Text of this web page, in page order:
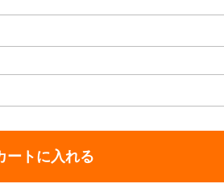
ートに入れる